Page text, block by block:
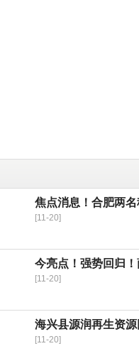
焦点消息！合肥两
[11-20]
今亮点！强势回归
[11-20]
海兴县源润再生资
[11-20]